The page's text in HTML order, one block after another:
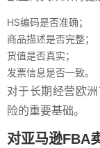
HS编码是否准确；
商品描述是否完整；
货值是否真实；
发票信息是否一致。
对于长期经营欧
险的重要基础。
对亚马逊FBA